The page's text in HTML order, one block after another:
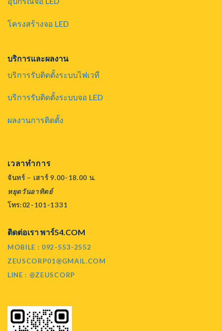
โครงสร้างจอ LED
บริการและผลงาน
บริการรับติดตั้งระบบไฟเวที
บริการรับติดตั้งระบบจอ LED
ผลงานการติดตั้ง
เวลาทำการ
จันทร์ – เสาร์ 9.00-18.00 น.
หยุดวันอาทิตย์
โทร:02-101-1331
ติดต่อเรา พาร์54.COM
MOBILE : 092-553-2552
ZEUSCORP01@GMAIL.COM
LINE : @ZEUSCORP